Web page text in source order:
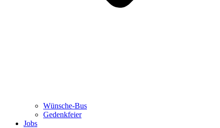
Wünsche-Bus
Gedenkfeier
Jobs